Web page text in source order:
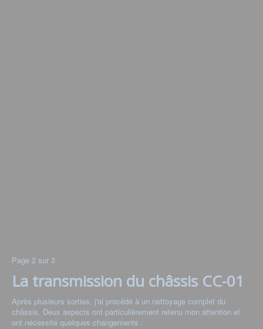
Page 2 sur 3
La transmission du châssis CC-01
Après plusieurs sorties, j'ai procédé à un nettoyage complet du
châssis. Deux aspects ont particulièrement retenu mon attention et
ont nécessité quelques changements :